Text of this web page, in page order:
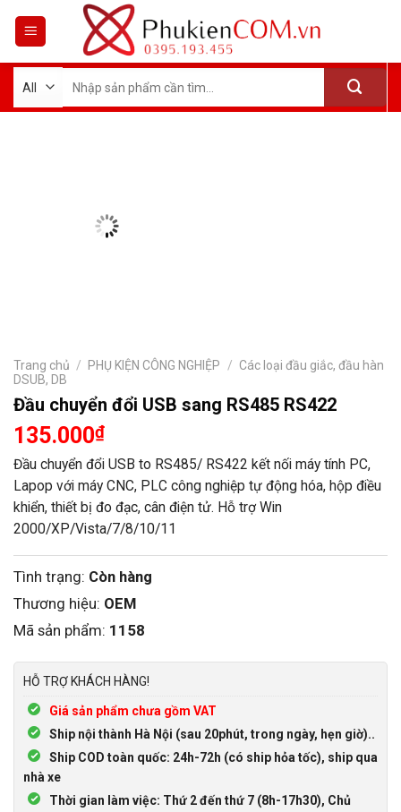
kiếm:
Trang chủ / PHỤ KIỆN CÔNG NGHIỆP / Các loại đầu giắc, đầu hàn
DSUB, DB
Đầu chuyển đổi USB sang RS485 RS422
135.000₫
Đầu chuyển đổi USB to RS485/ RS422 kết nối máy tính PC,
Lapop với máy CNC, PLC công nghiệp tự động hóa, hộp điều
khiển, thiết bị đo đạc, cân điện tử. Hỗ trợ Win
2000/XP/Vista/7/8/10/11
Tình trạng: Còn hàng
Thương hiệu: OEM
Mã sản phẩm: 1158
HỖ TRỢ KHÁCH HÀNG!
Giá sản phẩm chưa gồm VAT
Ship nội thành Hà Nội (sau 20phút, trong ngày, hẹn giờ)..
Ship COD toàn quốc: 24h-72h (có ship hỏa tốc), ship qua
nhà xe
Thời gian làm việc: Thứ 2 đến thứ 7 (8h-17h30), Chủ